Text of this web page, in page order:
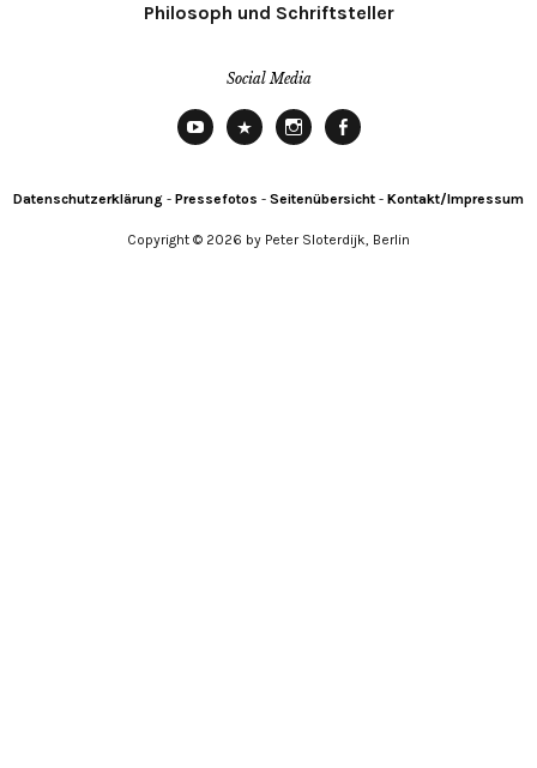
Philosoph und Schriftsteller
Social Media
Datenschutzerklärung - Pressefotos - Seitenübersicht - Kontakt/Impressum
Copyright © 2026 by Peter Sloterdijk, Berlin